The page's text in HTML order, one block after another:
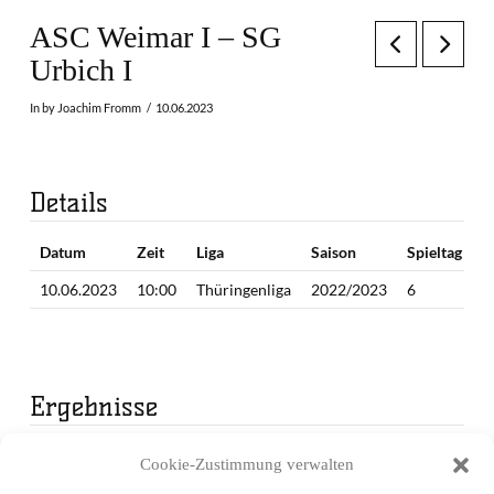
Cookie-Zustimmung verwalten
ASC Weimar I – SG
Urbich I
In by Joachim Fromm 10.06.2023
Details
Datum Zeit Liga Saison
Spieltag
10.06.2023
10:00 Thüringenliga 2022/2023 6
Ergebnisse
1. Periode 3. Periode
Endergebnis